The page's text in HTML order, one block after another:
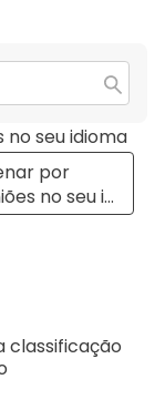
no seu idioma
a
with
por
Opiniões no seu idioma
classificação